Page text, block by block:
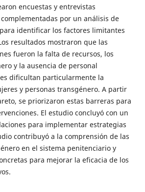
encuestas y entrevistas
por un análisis de
identificar los factores limitantes
resultados mostraron que las
fueron la falta de recursos, los
y la ausencia de personal
dificultan particularmente la
y personas transgénero. A partir
se priorizaron estas barreras para
El estudio concluyó con un
para implementar estrategias
contribuyó a la comprensión de las
en el sistema penitenciario y
para mejorar la eficacia de los